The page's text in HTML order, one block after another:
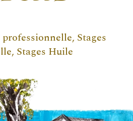
Stages
Stages Huile